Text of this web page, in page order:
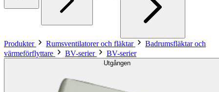
Produkter Rumsventilatorer och fläktar
Badrumsfläktar och
värmeförflyttare
BV-serier BV-serier
Utgången